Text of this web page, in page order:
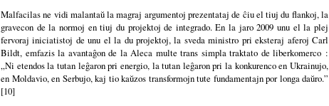
Malfacilas ne vidi malantaŭ la magraj argumentoj prezentataj de ĉiu el tiuj du flankoj, la
gravecon de la normoj en tiuj du projektoj de integrado. En la jaro 2009 unu el la plej
fervoraj iniciatistoj de unu el la du projektoj, la sveda ministro pri eksteraj aferoj Carl
Bildt, emfazis la avantaĝon de la Aleca multe trans simpla traktato de liberkomerco :
„Ni etendos la tutan leĝaron pri energio, la tutan leĝaron pri la konkurenco en Ukrainujo,
en Moldavio, en Serbujo, kaj tio kaŭzos transformojn tute fundamentajn por longa daŭro.”
[10]